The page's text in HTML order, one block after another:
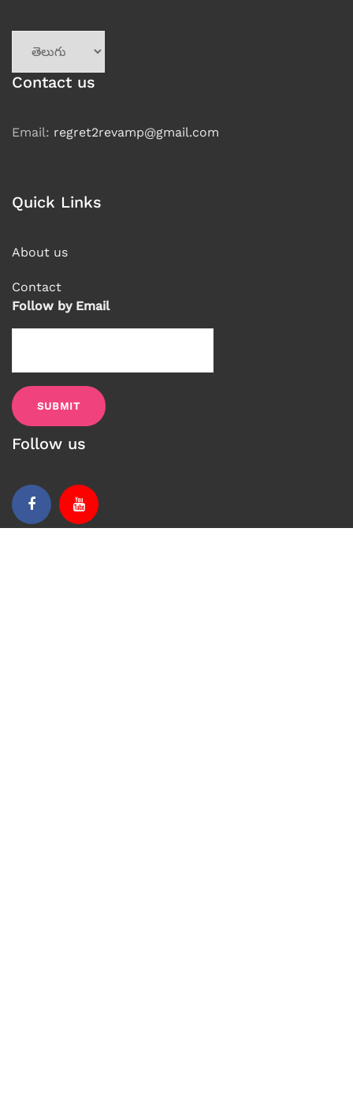
language
Contact us
Email: regret2revamp@gmail.com
Quick Links
About us
Contact
Follow by Email
Follow us
FacebookYoutube